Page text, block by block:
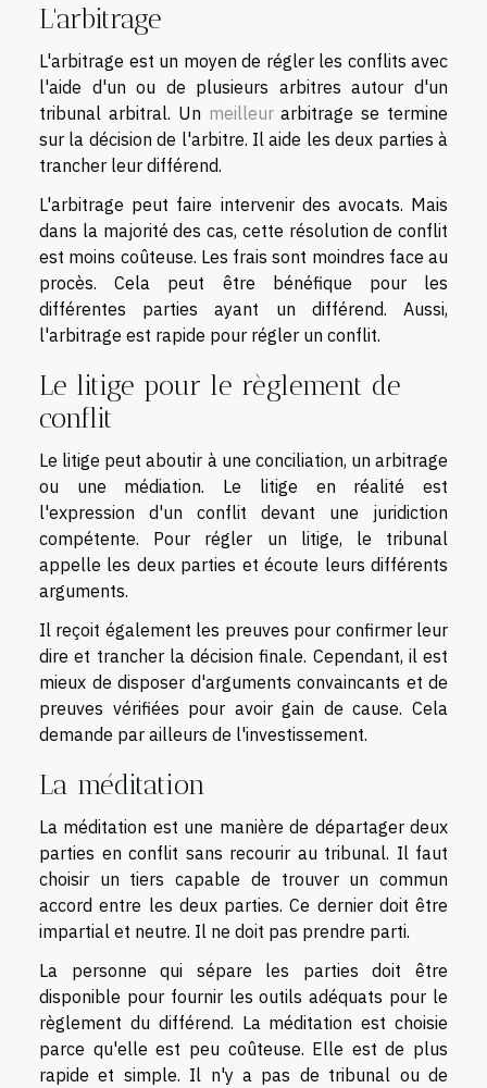
L'arbitrage
L'arbitrage est un moyen de régler les conflits avec
l'aide d'un ou de plusieurs arbitres autour d'un
tribunal arbitral. Un meilleurarbitrage se termine
sur la décision de l'arbitre. Il aide les deux parties à
trancher leur différend.
L'arbitrage peut faire intervenir des avocats. Mais
dans la majorité des cas, cette résolution de conflit
est moins coûteuse. Les frais sont moindres face au
procès. Cela peut être bénéfique pour les
différentes parties ayant un différend. Aussi,
l'arbitrage est rapide pour régler un conflit.
Le litige pour le règlement de
conflit
Le litige peut aboutir à une conciliation, un arbitrage
ou une médiation. Le litige en réalité est
l'expression d'un conflit devant une juridiction
compétente. Pour régler un litige, le tribunal
appelle les deux parties et écoute leurs différents
arguments.
Il reçoit également les preuves pour confirmer leur
dire et trancher la décision finale. Cependant, il est
mieux de disposer d'arguments convaincants et de
preuves vérifiées pour avoir gain de cause. Cela
demande par ailleurs de l'investissement.
La méditation
La méditation est une manière de départager deux
parties en conflit sans recourir au tribunal. Il faut
choisir un tiers capable de trouver un commun
accord entre les deux parties. Ce dernier doit être
impartial et neutre. Il ne doit pas prendre parti.
La personne qui sépare les parties doit être
disponible pour fournir les outils adéquats pour le
règlement du différend. La méditation est choisie
parce qu'elle est peu coûteuse. Elle est de plus
rapide et simple. Il n'y a pas de tribunal ou de